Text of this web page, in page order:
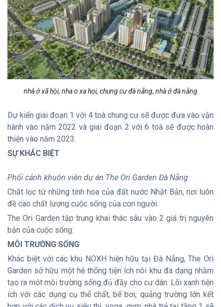
nhà ở xã hội, nha o xa hoi, chung cư đà nẵng, nhà ở đà nẵng
Dự kiến giai đoạn 1 với 4 toà chung cư sẽ được đưa vào vận
hành vào năm 2022 và giai đoạn 2 với 6 toà sẽ được hoàn
thiện vào năm 2023.
SỰ KHÁC BIỆT
Phối cảnh khuôn viên dự án The Ori Garden Đà Nẵng
Chắt lọc từ những tinh hoa của đất nước Nhật Bản, nơi luôn
đề cao chất lượng cuộc sống của con người.
The Ori Garden tập trung khai thác sâu vào 2 giá trị nguyên
bản của cuộc sống:
MÔI TRƯỜNG SỐNG
Khác biệt với các khu NOXH hiện hữu tại Đà Nẵng, The Ori
Garden sở hữu một hệ thống tiện ích nôi khu đa dạng nhằm
tạo ra một môi trường sống đủ đầy cho cư dân. Lõi xanh tiện
ích với các dụng cụ thể chất, bể bơi, quảng trường lớn kết